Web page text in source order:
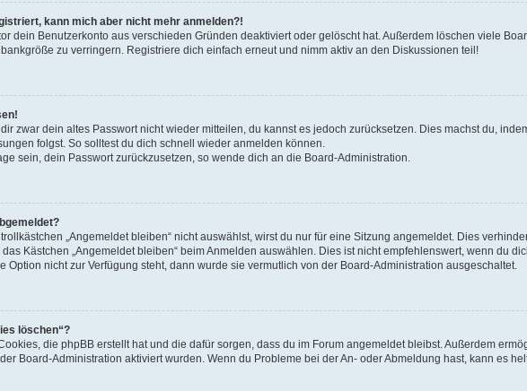
kann mich aber nicht mehr anmelden?!
dein Benutzerkonto aus verschieden Gründen deaktiviert oder gelöscht hat. Außerdem löschen viele
zu verringern. Registriere dich einfach erneut und nimm aktiv an den Diskussionen teil!
zwar dein altes Passwort nicht wieder mitteilen, du kannst es jedoch zurücksetzen. Dies machst du,
folgst. So solltest du dich schnell wieder anmelden können.
sein, dein Passwort zurückzusetzen, so wende dich an die Board-Administration.
„Angemeldet bleiben“ nicht auswählst, wirst du nur für eine Sitzung angemeldet. Dies
Kästchen „Angemeldet bleiben“ beim Anmelden auswählen. Dies ist nicht empfehlenswert, wenn du
Option nicht zur Verfügung steht, dann wurde sie vermutlich von der Board-Administration ausgeschaltet.
löschen“?
die phpBB erstellt hat und die dafür sorgen, dass du im Forum angemeldet bleibst. Außerdem
der Board-Administration aktiviert wurden. Wenn du Probleme bei der An- oder Abmeldung hast, kann es